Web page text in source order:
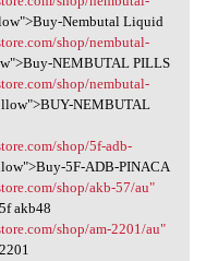
Nembutal Liquid
shop/nembutal-
NEMBUTAL PILLS
shop/nembutal-
NEMBUTAL
shop/5f-adb-
5F-ADB-PINACA
shop/akb-57/au"
akb48
shop/am-2201/au"